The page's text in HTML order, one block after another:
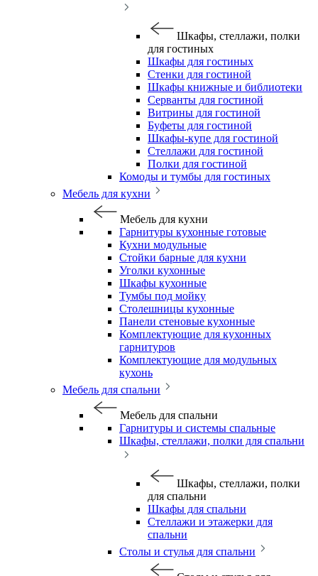
Шкафы, стеллажи, полки
для гостиных
Шкафы для гостиных
Стенки для гостиной
Шкафы книжные и библиотеки
Серванты для гостиной
Витрины для гостиной
Буфеты для гостиной
Шкафы-купе для гостиной
Стеллажи для гостиной
Полки для гостиной
Комоды и тумбы для гостиных
Мебель для кухни
Мебель для кухни
Гарнитуры кухонные готовые
Кухни модульные
Стойки барные для кухни
Уголки кухонные
Шкафы кухонные
Тумбы под мойку
Столешницы кухонные
Панели стеновые кухонные
Комплектующие для кухонных
гарнитуров
Комплектующие для модульных
кухонь
Мебель для спальни
Мебель для спальни
Гарнитуры и системы спальные
Шкафы, стеллажи, полки для спальни
Шкафы, стеллажи, полки
для спальни
Шкафы для спальни
Стеллажи и этажерки для
спальни
Столы и стулья для спальни